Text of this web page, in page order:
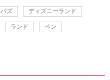
バズ ディズニーランド
ランド ペン